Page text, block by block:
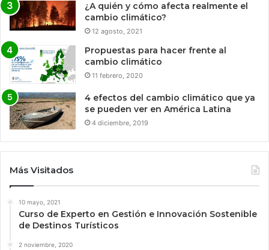
¿A quién y cómo afecta realmente el
cambio climático?
12 agosto, 2021
Propuestas para hacer frente al
cambio climático
11 febrero, 2020
4 efectos del cambio climático que ya
se pueden ver en América Latina
4 diciembre, 2019
Más Visitados
10 mayo, 2021
Curso de Experto en Gestión e Innovación Sostenible
de Destinos Turísticos
2 noviembre, 2020